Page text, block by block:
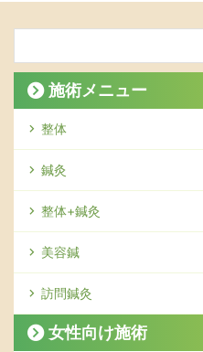
施術メニュー
整体
鍼灸
整体+鍼灸
美容鍼
訪問鍼灸
女性向け施術